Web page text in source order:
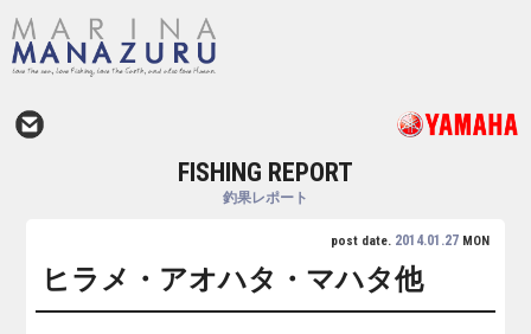
FISHING REPORT
釣果レポート
post date. 2014.01.27MON
ヒラメ・アオハタ・マハタ他